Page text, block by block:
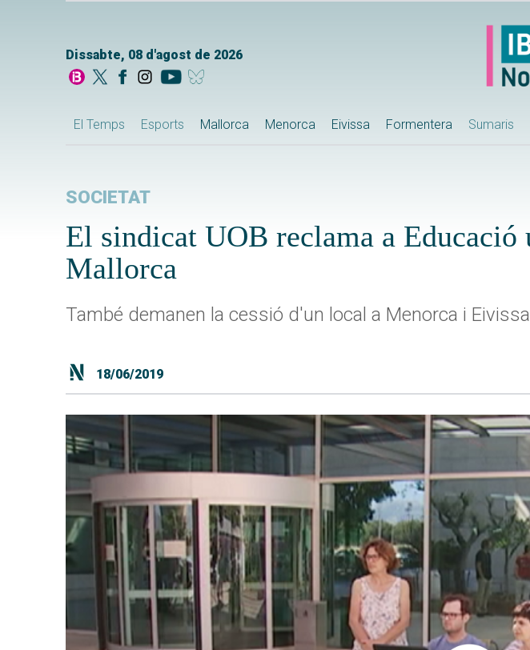
Dissabte, 08 d'agost de 2026
El Temps Esports Mallorca Menorca Eivissa Formentera Sumaris
SOCIETAT
El sindicat UOB reclama a Educació
Mallorca
També demanen la cessió d'un local a Menorca i Eivissa
18/06/2019